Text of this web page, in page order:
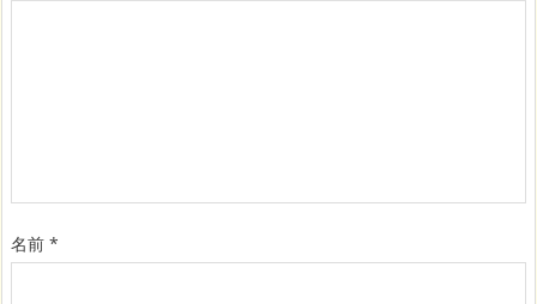
名前 *